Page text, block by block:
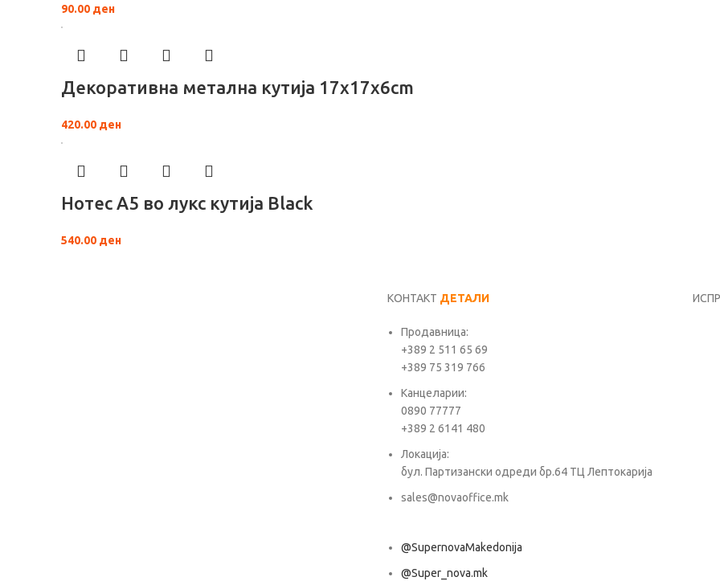
90.00 ден
Декоративна метална кутија 17x17x6cm
420.00 ден
Нотес A5 во лукс кутија Black
540.00 ден
КОНТАКТ ДЕТАЛИ
Продавница:
+389 2 511 65 69
+389 75 319 766
Канцеларии:
0890 77777
+389 2 6141 480
Локација:
бул. Партизански одреди бр.64 ТЦ Лептокарија
sales@novaoffice.mk
@SupernovaMakedonija
@Super_nova.mk